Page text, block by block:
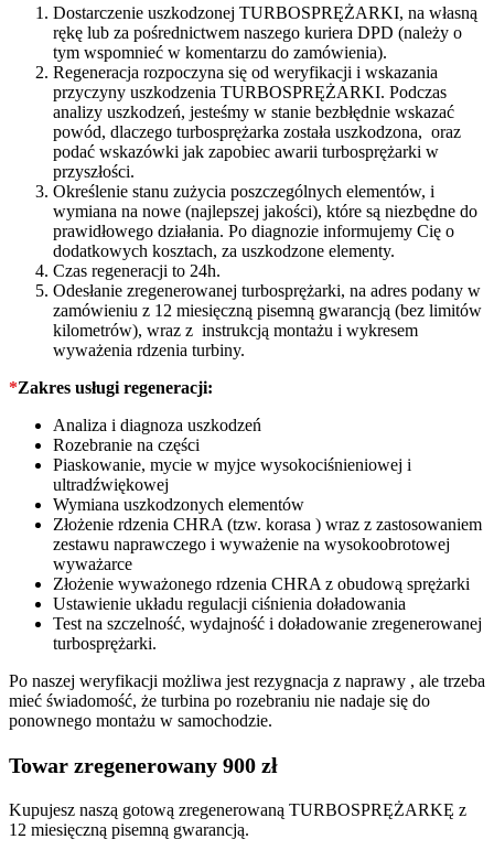
Dostarczenie uszkodzonej TURBOSPRĘŻARKI, na własną
rękę lub za pośrednictwem naszego kuriera DPD (należy o
tym wspomnieć w komentarzu do zamówienia).
Regeneracja rozpoczyna się od weryfikacji i wskazania
przyczyny uszkodzenia TURBOSPRĘŻARKI. Podczas
analizy uszkodzeń, jesteśmy w stanie bezbłędnie wskazać
powód, dlaczego turbosprężarka została uszkodzona, oraz
podać wskazówki jak zapobiec awarii turbosprężarki w
przyszłości.
Określenie stanu zużycia poszczególnych elementów, i
wymiana na nowe (najlepszej jakości), które są niezbędne do
prawidłowego działania. Po diagnozie informujemy Cię o
dodatkowych kosztach, za uszkodzone elementy.
Czas regeneracji to 24h.
Odesłanie zregenerowanej turbosprężarki, na adres podany w
zamówieniu z 12 miesięczną pisemną gwarancją (bez limitów
kilometrów), wraz z instrukcją montażu i wykresem
wyważenia rdzenia turbiny.
*Zakres usługi regeneracji:
Analiza i diagnoza uszkodzeń
Rozebranie na części
Piaskowanie, mycie w myjce wysokociśnieniowej i
ultradźwiękowej
Wymiana uszkodzonych elementów
Złożenie rdzenia CHRA (tzw. korasa ) wraz z zastosowaniem
zestawu naprawczego i wyważenie na wysokoobrotowej
wyważarce
Złożenie wyważonego rdzenia CHRA z obudową sprężarki
Ustawienie układu regulacji ciśnienia doładowania
Test na szczelność, wydajność i doładowanie zregenerowanej
turbosprężarki.
Po naszej weryfikacji możliwa jest rezygnacja z naprawy , ale trzeba
mieć świadomość, że turbina po rozebraniu nie nadaje się do
ponownego montażu w samochodzie.
Towar zregenerowany 900 zł
Kupujesz naszą gotową zregenerowaną TURBOSPRĘŻARKĘ z
12 miesięczną pisemną gwarancją.